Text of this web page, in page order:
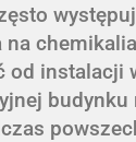
na
od instalacji
budynku